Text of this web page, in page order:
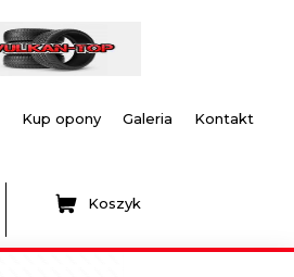
Kup opony Galeria Kontakt
Koszyk